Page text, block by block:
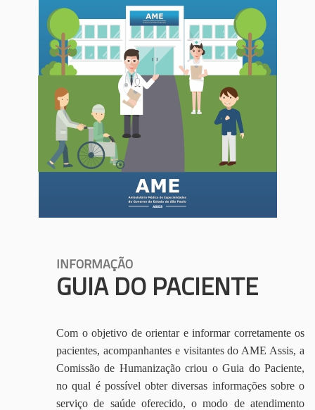
INFORMAÇÃO
GUIA DO PACIENTE
Com o objetivo de orientar e informar corretamente os
pacientes, acompanhantes e visitantes do AME Assis, a
Comissão de Humanização criou o Guia do Paciente,
no qual é possível obter diversas informações sobre o
serviço de saúde oferecido, o modo de atendimento